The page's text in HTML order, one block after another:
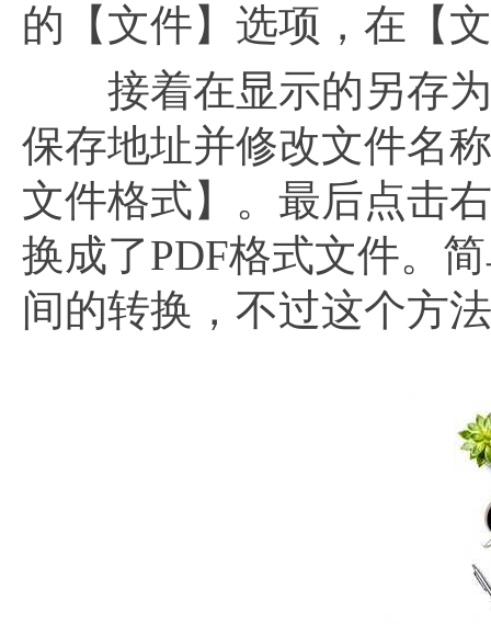
的【文件】选项，在【
接着在显示的另存为
保存地址并修改文件名
文件格式】。最后点击
换成了PDF格式文件。
间的转换，不过这个方